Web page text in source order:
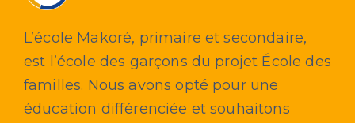
L’école Makoré, primaire et secondaire,
est l’école des garçons du projet École des
familles. Nous avons opté pour une
éducation différenciée et souhaitons